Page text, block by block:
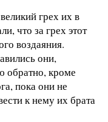
грех их в
что за грех этот
воздаяния.
они,
обратно, кроме
пока они не
к нему их брата